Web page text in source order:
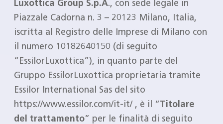
Luxottica Group S.p.A., con sede legale in
Piazzale Cadorna n. 3 – 20123 Milano, Italia,
iscritta al Registro delle Imprese di Milano con
il numero 10182640150 (di seguito
“EssilorLuxottica”), in quanto parte del
Gruppo EssilorLuxottica proprietaria tramite
Essilor International Sas del sito
https://www.essilor.com/it-it/ , è il “Titolare
del trattamento” per le finalità di seguito